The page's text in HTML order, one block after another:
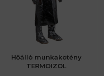
Hőálló munkakötény
TERMOIZOL